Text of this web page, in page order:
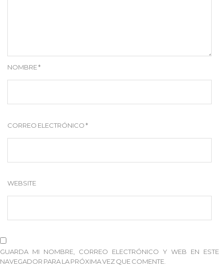
NOMBRE*
CORREO ELECTRÓNICO*
WEBSITE
GUARDA MI NOMBRE, CORREO ELECTRÓNICO Y WEB EN ESTE
NAVEGADOR PARA LA PRÓXIMA VEZ QUE COMENTE.